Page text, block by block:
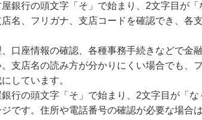
銀行の頭文字「そ」で始まり、2文字目が
名、フリガナ、支店コードを確認でき、各
口座情報の確認、各種事務手続きなどで金
支店名の読み方が分かりにくい場合でも、
しています。
行の頭文字「そ」で始まり、2文字目が「
です。住所や電話番号の確認が必要な場合